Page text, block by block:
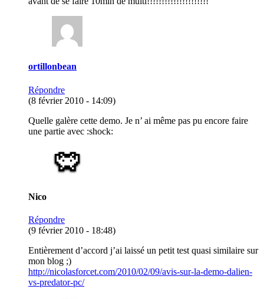
ortillonbean
Répondre
(8 février 2010 - 14:09)
Quelle galère cette demo. Je n’ ai même pas pu encore faire
une partie avec :shock:
Nico
Répondre
(9 février 2010 - 18:48)
Entièrement d’accord j’ai laissé un petit test quasi similaire sur
mon blog ;)
http://nicolasforcet.com/2010/02/09/avis-sur-la-demo-dalien-
vs-predator-pc/